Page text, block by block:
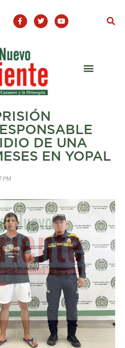
F
a
c
o
o
-
T
w
i
Y
o
u
DE UNA
EN YOPAL
PM